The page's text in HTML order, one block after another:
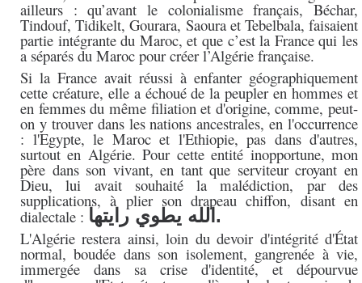
ailleurs : qu’avant le colonialisme français, Béchar,
Tindouf, Tidikelt, Gourara, Saoura et Tebelbala, faisaient
partie intégrante du Maroc, et que c’est la France qui les
a séparés du Maroc pour créer l’Algérie française.
Si la France avait réussi à enfanter géographiquement
cette créature, elle a échoué de la peupler en hommes et
en femmes du même filiation et d'origine, comme, peut-
on y trouver dans les nations ancestrales, en l'occurrence
: l'Egypte, le Maroc et l'Ethiopie, pas dans d'autres,
surtout en Algérie. Pour cette entité inopportune, mon
père dans son vivant, en tant que serviteur croyant en
Dieu, lui avait souhaité la malédiction, par des
supplications, à plier son drapeau chiffon, disant en
dialectale :
اللهيطوي رايتها.
L'Algérie restera ainsi, loin du devoir d'intégrité d'État
normal, boudée dans son isolement, gangrenée à vie,
immergée dans sa crise d'identité, et dépourvue